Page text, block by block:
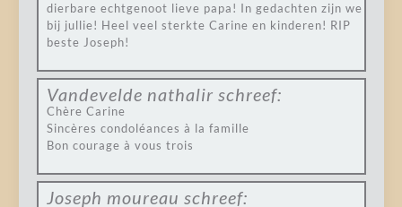
dierbare echtgenoot lieve papa! In gedachten zijn we
bij jullie! Heel veel sterkte Carine en kinderen! RIP
beste Joseph!
Vandevelde nathalir schreef:
Chère Carine
Sincères condoléances à la famille
Bon courage à vous trois
Joseph moureau schreef: